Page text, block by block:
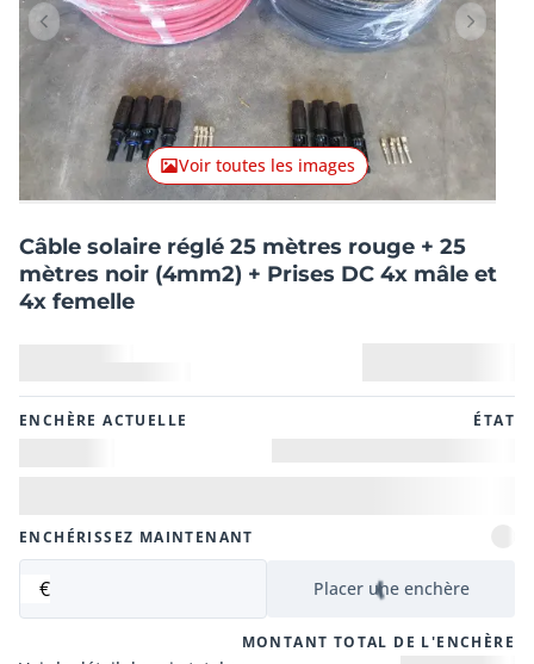
Lot précédent Lot
Voir toutes les images
Câble solaire réglé 25 mètres rouge + 25
mètres noir (4mm2) + Prises DC 4x mâle et
4x femelle
ENCHÈRE ACTUELLE ÉTAT
ENCHÉRISSEZ MAINTENANT
€ Placer une enchère
MONTANT TOTAL DE L'ENCHÈRE